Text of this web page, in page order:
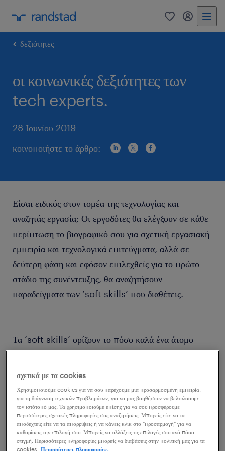
0 my
δεξιότητες
οι κοινωνικές δεξιότητες των
tech experts.
28 Ιουνίου 2019
κοινοποιήστε το άρθρο:
Είσαι ειδικός στον τομέα της τεχνολογίας και
αναζητάς εργασία; Οι εργοδότες θα ελέγξουν σε κάθε
περίπτωση το βιογραφικό σου για σχετική εργασιακή
εμπειρία και τεχνολογικά επιτεύγματα, αλλά σε
δεύτερη φάση και εφόσον επιλεχθείς για το πρώτο
στάδιο της συνέντευξης, θα αναζητήσουν
παραδείγματα των ‘soft skills’ που διαθέτεις.
Τα ‘soft skills’ ορίζουν το πόσο καλά ένα άτομο
εργάζεται μαζί με άλλα άτομα και περιλαμβάνουν την
οργανωτικότητα, την επικοινωνία και την ομαδική
εργασία. Όσοι εργάζονται στον τομέα της
Πληροφορικής, αποκαλούνται καμιά φορά ‘nerds’ ή
‘geeks’, αλλά στην πραγματικότητα και όπως και σε
κάθε άλλο επάγγελμα, πολλοί από αυτούς έχουν
έντονες προσωπικότητες και έχουν αποκτήσει
σχετικά με τα cookies
Χρησιμοποιούμε cookies για να σου παρέχουμε μια προσαρμοσμένη εμπειρία,
για τη διάγνωση τεχνικών προβλημάτων, για να μας βοηθήσουν να βελτιώσουμε
τον ιστότοπό μας. Τα χρησιμοποιούμε επίσης για να σου προσφέρουμε
περισσότερες σχετικές πληροφορίες στις αναζητήσεις. Μπορείς είτε να τα
αποδεχτείς είτε να τα απορρίψεις ή να κάνεις κλικ στο "προσαρμογή" για να
καθορίσεις την επιλογή σου. Μπορείς να αλλάξεις τις επιλογές σου ανά πάσα
στιγμή. Περισσότερες πληροφορίες μπορείς να διαβάσεις στην πολιτική μας για τα
cookies.
Περισσότερες πληροφορίες.